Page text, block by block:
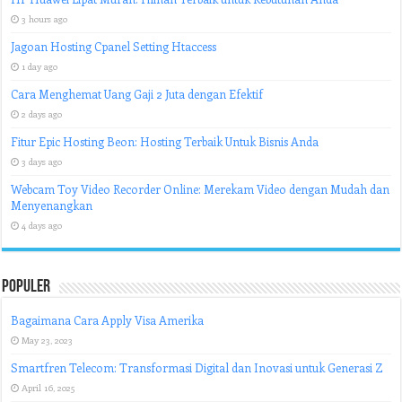
3 hours ago
Jagoan Hosting Cpanel Setting Htaccess
1 day ago
Cara Menghemat Uang Gaji 2 Juta dengan Efektif
2 days ago
Fitur Epic Hosting Beon: Hosting Terbaik Untuk Bisnis Anda
3 days ago
Webcam Toy Video Recorder Online: Merekam Video dengan Mudah dan
Menyenangkan
4 days ago
Populer
Bagaimana Cara Apply Visa Amerika
May 23, 2023
Smartfren Telecom: Transformasi Digital dan Inovasi untuk Generasi Z
April 16, 2025